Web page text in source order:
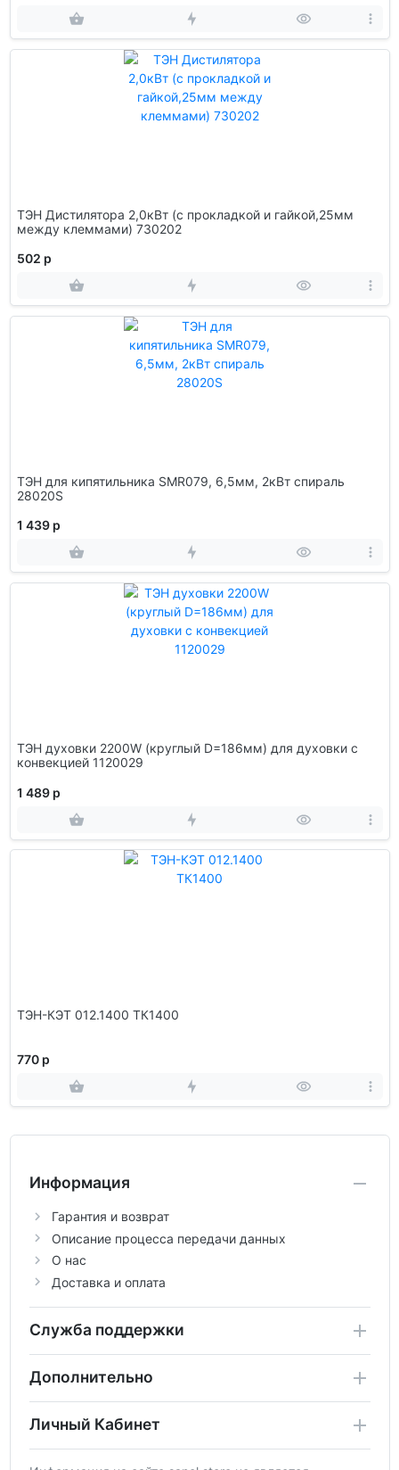
ТЭН Дистилятора 2,0кВт (с прокладкой и гайкой,25мм
между клеммами) 730202
502 р
ТЭН для кипятильника SMR079, 6,5мм, 2кВт спираль
28020S
1 439 р
ТЭН духовки 2200W (круглый D=186мм) для духовки с
конвекцией 1120029
1 489 р
ТЭН-КЭТ 012.1400 ТК1400
770 р
Информация
Гарантия и возврат
Описание процесса передачи данных
О нас
Доставка и оплата
Служба поддержки
Дополнительно
Личный Кабинет